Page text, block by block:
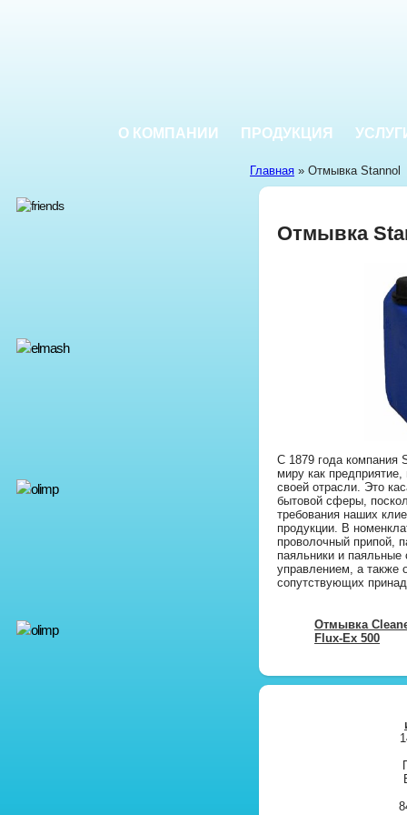
О КОМПАНИИ ПРОДУКЦИЯ
Главная » Отмывка Stannol
Отмывка
С 1879 года компания
миру как
своей отрасли. Это
бытовой сферы,
требования наших
продукции. В
проволочный припой,
паяльники и паяльные
управлением, а также
сопутствующих
Отмывка
Flux-Ex 500